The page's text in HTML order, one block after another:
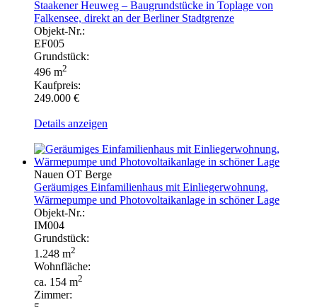
Staakener Heuweg – Baugrundstücke in Toplage von
Falkensee, direkt an der Berliner Stadtgrenze
Objekt-Nr.:
EF005
Grundstück:
496 m2
Kaufpreis:
249.000 €
Details anzeigen
Nauen OT Berge
Geräumiges Einfamilienhaus mit Einliegerwohnung,
Wärmepumpe und Photovoltaikanlage in schöner Lage
Objekt-Nr.:
IM004
Grundstück:
1.248 m2
Wohnfläche:
ca. 154 m2
Zimmer: